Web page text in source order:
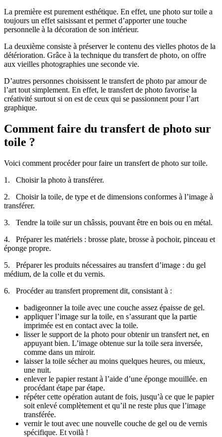
La première est purement esthétique. En effet, une photo sur toile a
toujours un effet saisissant et permet d’apporter une touche
personnelle à la décoration de son intérieur.
La deuxième consiste à préserver le contenu des vielles photos de la
détérioration. Grâce à la technique du transfert de photo, on offre
aux vieilles photographies une seconde vie.
D’autres personnes choisissent le transfert de photo par amour de
l’art tout simplement. En effet, le transfert de photo favorise la
créativité surtout si on est de ceux qui se passionnent pour l’art
graphique.
Comment faire du transfert de photo sur
toile ?
Voici comment procéder pour faire un transfert de photo sur toile.
1. Choisir la photo à transférer.
2. Choisir la toile, de type et de dimensions conformes à l’image à
transférer.
3. Tendre la toile sur un châssis, pouvant être en bois ou en métal.
4. Préparer les matériels : brosse plate, brosse à pochoir, pinceau et
éponge propre.
5. Préparer les produits nécessaires au transfert d’image : du gel
médium, de la colle et du vernis.
6. Procéder au transfert proprement dit, consistant à :
badigeonner la toile avec une couche assez épaisse de gel.
appliquer l’image sur la toile, en s’assurant que la partie
imprimée est en contact avec la toile.
lisser le support de la photo pour obtenir un transfert net, en
appuyant bien. L’image obtenue sur la toile sera inversée,
comme dans un miroir.
laisser la toile sécher au moins quelques heures, ou mieux,
une nuit.
enlever le papier restant à l’aide d’une éponge mouillée. en
procédant étape par étape.
répéter cette opération autant de fois, jusqu’à ce que le papier
soit enlevé complètement et qu’il ne reste plus que l’image
transférée.
vernir le tout avec une nouvelle couche de gel ou de vernis
spécifique. Et voilà !